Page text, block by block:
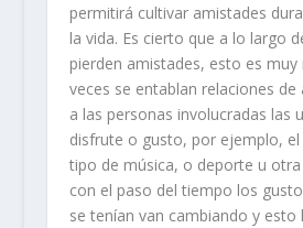
permitirá cultivar amistades
la vida. Es cierto que a lo largo
pierden amistades, esto es muy
veces se entablan relaciones
a las personas involucradas las
disfrute o gusto, por ejemplo,
tipo de música, o deporte u
con el paso del tiempo los
se tenían van cambiando y esto